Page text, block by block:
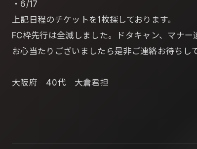
・6/17
上記日程のチケットを1枚探しております。
FC枠先行は全滅しました。ドタキャン、マナー
お心当たりございましたら是非ご連絡お待ちし
大阪府 40代 大倉君担